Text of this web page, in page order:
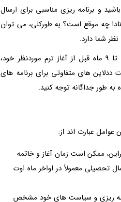
و برنامه ریزی مناسبی برای ارسال
چه موقع است؟ به طورکلی، می توان
شما دارد.
اما برای اطمینان از پذیرش در دانشگاه مورد علاقه خود، توصیه می گردد که حداقل 6 تا 9 ماه قبل از آغاز ترم موردنظر خود،
های متفاوتی برای برنامه های
طور جداگانه توجه کنید.
عبارت اند از:
بنابراین، ممکن است زمان آغاز و خاتمه
تحصیلی معمولاً در اواخر ماه اوت
ریزی و سیاست های خود مشخص